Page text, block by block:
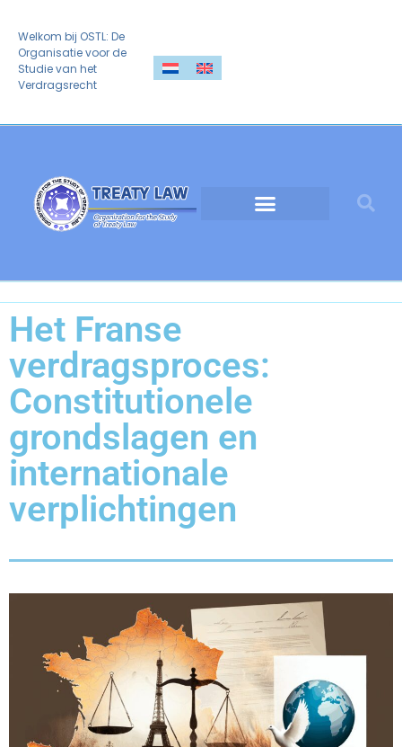
Welkom bij OSTL: De
Organisatie voor de
Studie van het
Verdragsrecht
Het Franse
verdragsproces:
Constitutionele
grondslagen en
internationale
verplichtingen